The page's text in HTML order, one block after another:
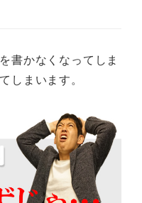
書かなくなってしま
しまいます。